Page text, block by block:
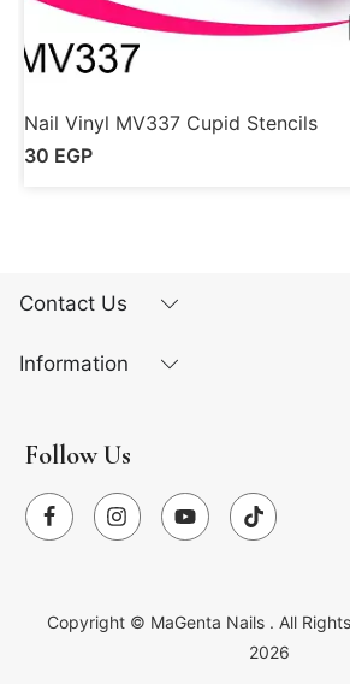
Nail Vinyl MV337 Cupid Stencils
30 EGP
Contact Us
Information
Follow Us
Copyright © MaGenta Nails . All
2026